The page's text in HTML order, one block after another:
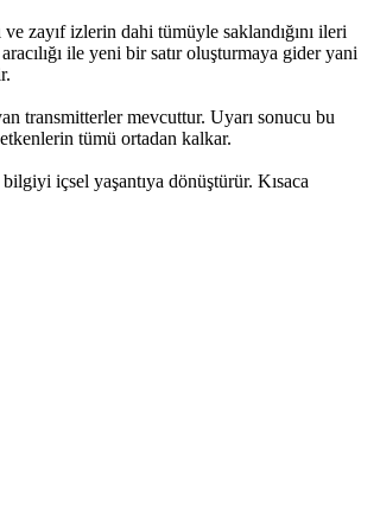
zayıf izlerin dahi tümüyle saklandığını ileri
ile yeni bir satır oluşturmaya gider yani
transmitterler mevcuttur. Uyarı sonucu bu
etkenlerin tümü ortadan kalkar.
içsel yaşantıya dönüştürür. Kısaca